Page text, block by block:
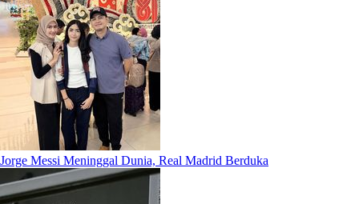
Jorge Messi Meninggal Dunia, Real Madrid Berduka